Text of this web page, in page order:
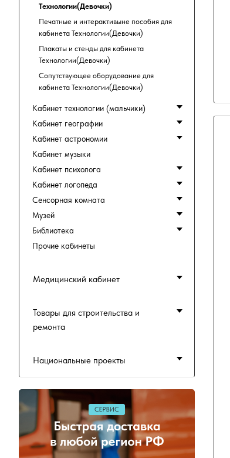
Технологии(Девочки)
Печатные и интерактивыне пособия для
кабинета Технологии(Девочки)
Плакаты и стенды для кабинета
Технологии(Девочки)
Сопутствующее оборудование для
кабинета Технологии(Девочки)
Кабинет технологии (мальчики)
Кабинет географии
Кабинет астрономии
Кабинет музыки
Кабинет психолога
Кабинет логопеда
Сенсорная комната
Музей
Библиотека
Прочие кабинеты
Медицинский кабинет
Товары для строительства и
ремонта
Национальные проекты